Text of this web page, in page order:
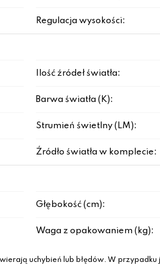
Regulacja wysokości:
Ilość źródeł światła:
Barwa światła (K):
Strumień świetlny (LM):
Źródło światła w komplecie:
Głębokość (cm):
Waga z opakowaniem (kg):
uchybień lub błędów. W